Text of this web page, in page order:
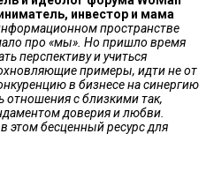
инвестор и мама
пространстве
про «мы». Но пришло время
перспективу и учиться
примеры, идти не от
в бизнесе на синергию
отношения с близкими так,
доверия и любви.
этом бесценный ресурс для